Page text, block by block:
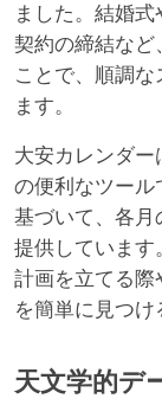
ました。結婚
契約の締結など
ことで、順調
ます。
大安カレンダ
の便利なツール
基づいて、各月
提供しています
計画を立てる際
を簡単に見つけ
天文学的デ